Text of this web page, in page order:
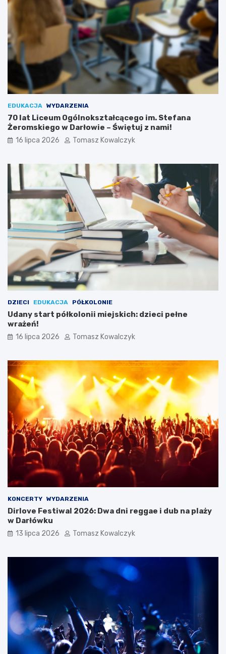
EDUKACJA WYDARZENIA
70 lat Liceum Ogólnokształcącego im. Stefana
Żeromskiego w Darłowie – Świętuj z nami!
16 lipca 2026 Tomasz Kowalczyk
DZIECI EDUKACJA PÓŁKOLONIE
Udany start półkolonii miejskich: dzieci pełne
wrażeń!
16 lipca 2026 Tomasz Kowalczyk
KONCERTY WYDARZENIA
Dirlove Festiwal 2026: Dwa dni reggae i dub na plaży
w Darłówku
13 lipca 2026 Tomasz Kowalczyk